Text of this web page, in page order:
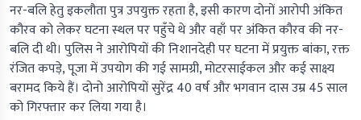
नर-बलि हेतु इकलौता पुत्र उपयुक्त रहता है, इसी कारण दोनों आरोपी अंकित
कौरव को लेकर घटना स्थल पर पहुँचे थे और वहाँ पर अंकित कौरव की नर-
बलि दी थी। पुलिस ने आरोपियों की निशानदेही पर घटना में प्रयुक्त बांका, रक्त
रंजित कपड़े, पूजा में उपयोग की गई सामग्री, मोटरसाईकल और कई साक्ष्य
बरामद किये हैं। दोनो आरोपियों सुरेंद्र 40 वर्ष और भगवान दास उम्र 45 साल
को गिरफ्तार कर लिया गया है।